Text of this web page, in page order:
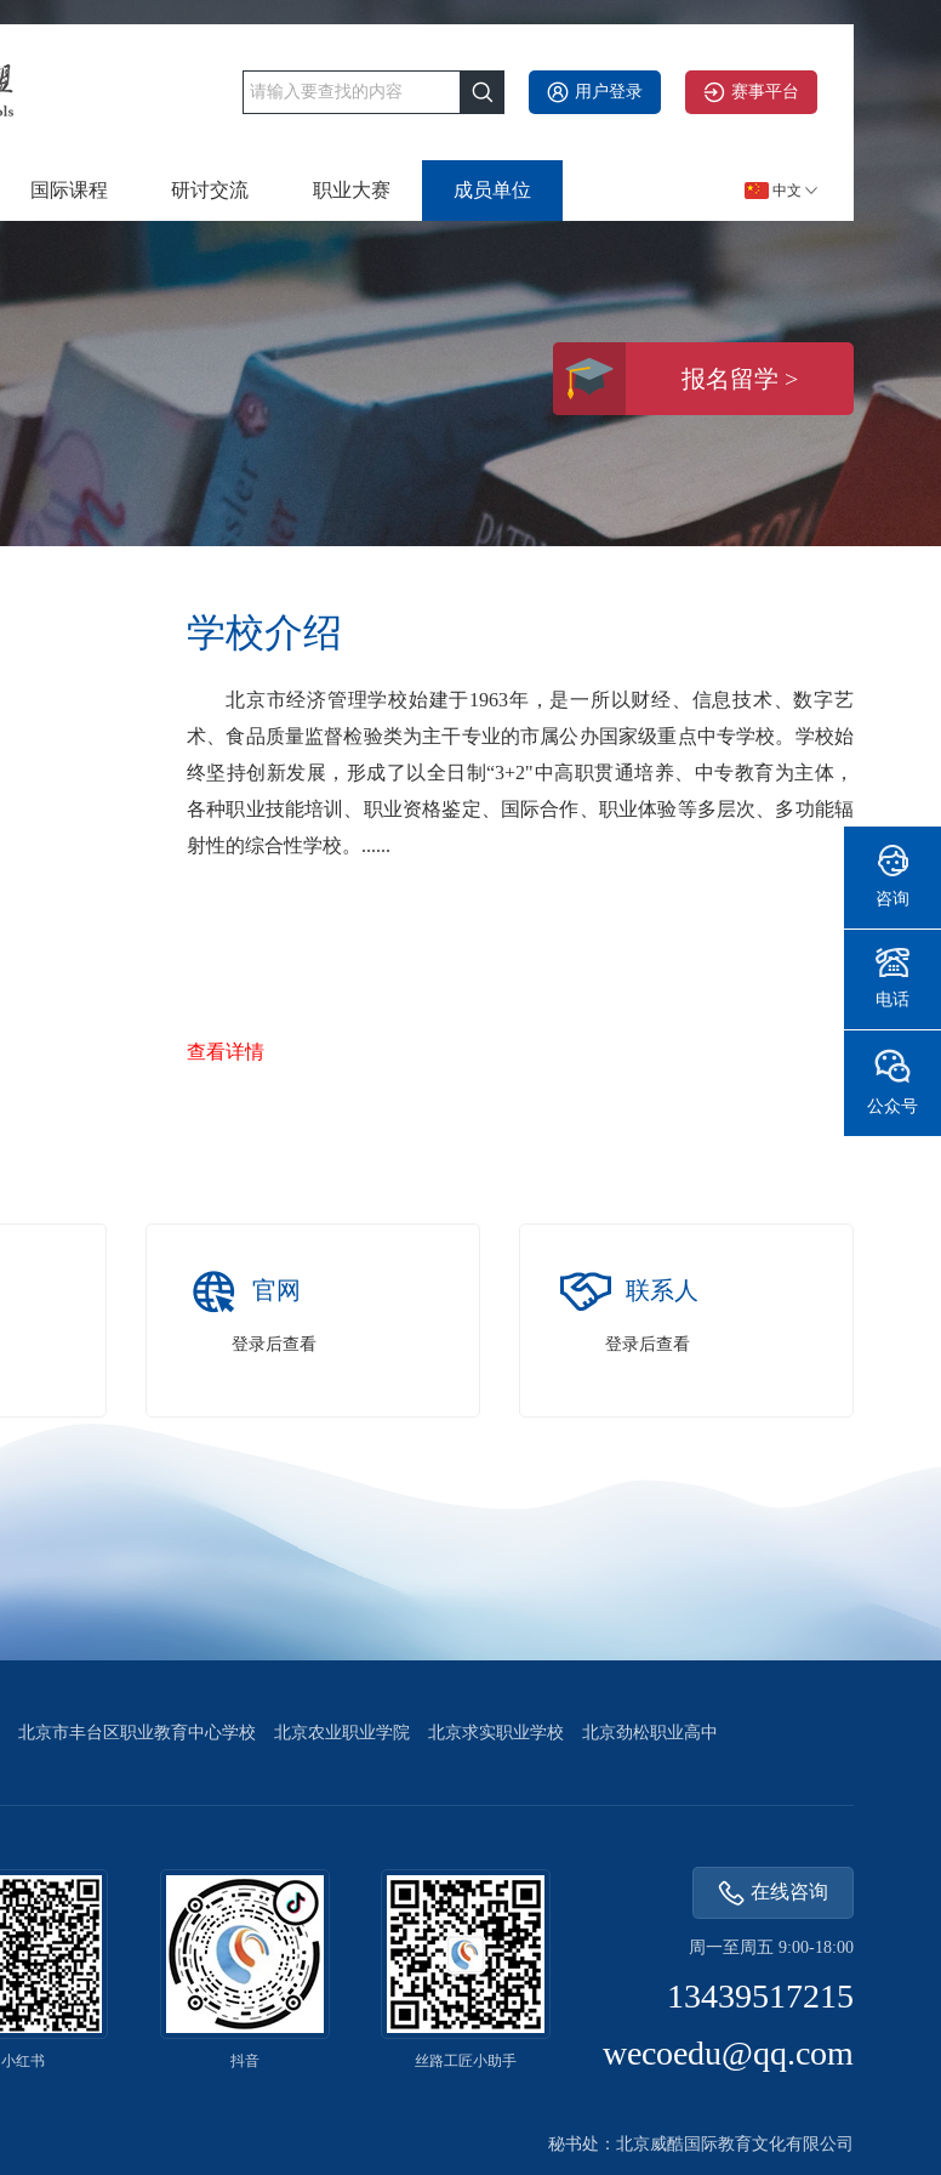
用户登录 赛事平台
国际课程 研讨交流 职业大赛 成员单位 中文
报名留学 >
学校介绍
北京市经济管理学校始建于1963年，是一所以财经、信息技术、数字艺
术、食品质量监督检验类为主干专业的市属公办国家级重点中专学校。学校始
终坚持创新发展，形成了以全日制“3+2"中高职贯通培养、中专教育为主体，
各种职业技能培训、职业资格鉴定、国际合作、职业体验等多层次、多功能辐
射性的综合性学校。......
查看详情
官网
登录后查看
联系人
登录后查看
北京市丰台区职业教育中心学校 北京农业职业学院 北京求实职业学校 北京劲松职业高中
小红书 抖音 丝路工匠小助手
在线咨询
周一至周五 9:00-18:00
13439517215
wecoedu@qq.com
秘书处：北京威酷国际教育文化有限公司
咨询
电话
公众号